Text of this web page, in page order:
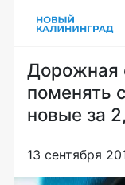
Дорожная
поменять
новые за
13 сентября